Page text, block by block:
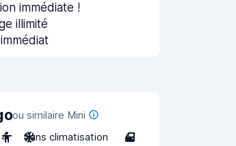
immédiate !
illimité
ou similaire Mini
4 Sans climatisation 4